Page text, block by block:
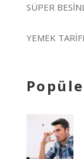
SÜPER
YEMEK